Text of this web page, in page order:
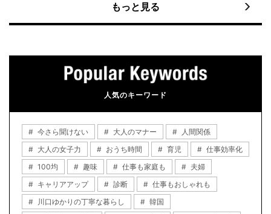
もっと見る
人気のキーワード
今さら聞けない 大人のマナー
人間関係
大人の女子力
おうち時間 育児
仕事効率化
100均
趣味 仕事も家庭も
夫婦
キャリアアップ
診断
仕事もおしゃれも
川口ゆかりの丁寧な暮らし
韓国